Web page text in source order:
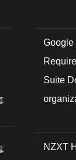
Google
Suite
NZXT